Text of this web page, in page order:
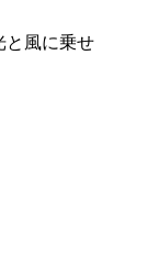
と風に乗せ